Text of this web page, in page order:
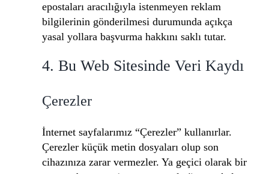
epostaları aracılığıyla istenmeyen reklam
bilgilerinin gönderilmesi durumunda açıkça
yasal yollara başvurma hakkını saklı tutar.
4. Bu Web Sitesinde Veri Kaydı
Çerezler
İnternet sayfalarımız “Çerezler” kullanırlar.
Çerezler küçük metin dosyaları olup son
cihazınıza zarar vermezler. Ya geçici olarak bir